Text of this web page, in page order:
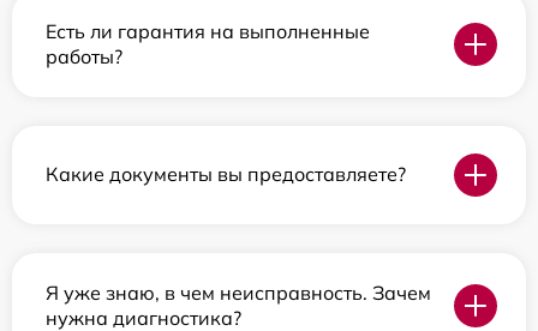
Есть ли гарантия на выполненные
работы?
Какие документы вы предоставляете?
Я уже знаю, в чем неисправность. Зачем
нужна диагностика?